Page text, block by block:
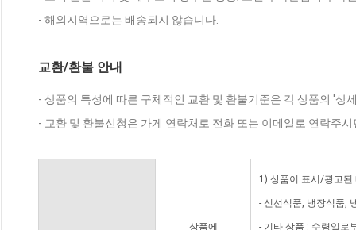
- 해외지역으로는 배송되지 않습니다.
교환/환불 안내
- 상품의 특성에 따른 구체적인 교환 및 환불기준은 각 상품의 '상
- 교환 및 환불신청은 가게 연락처로 전화 또는 이메일로 연락주
상품에
1) 상품이 표시/광고된
- 신선식품, 냉장식품,
- 기타 상품 : 수령일로